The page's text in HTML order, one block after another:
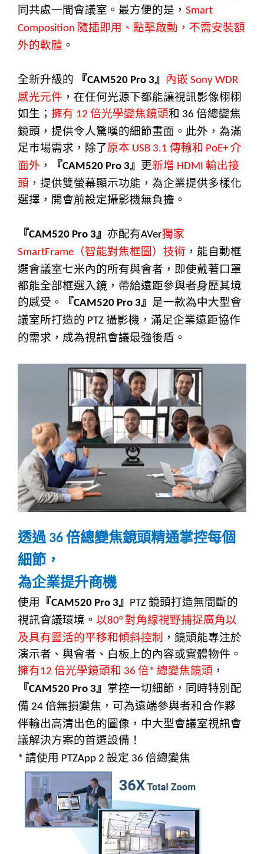
同共處一間會議室。最方便的是， Smart
Composition 隨插即用、點擊啟動，不需安裝額
外的軟體 。
全新升級的 『CAM520 Pro 3』 內嵌 Sony WDR
感光元件 ，在任何光源下都能讓視訊影像栩栩
如生； 擁有 12 倍光學變焦鏡頭和 36 倍總變焦
鏡頭，提供令人驚嘆的細節畫面。此外，為滿
足市場需求，除了原本 USB 3.1 傳輸和 PoE+ 介
面外 ， 『CAM520 Pro 3』 更新增 HDMI 輸出接
頭 ，提供雙螢幕顯示功能，為企業提供多樣化
選擇，開會前設定攝影機無負擔。
『CAM520 Pro 3』 亦配有AVer獨家
SmartFrame （智能對焦框圖）技術 ，能自動框
選會議室七米內的所有與會者，即使戴著口罩
都能全部框選入鏡，帶給遠距參與者身歷其境
的感受。
『CAM520 Pro 3』 是一款為中大型會
議室所打造的 PTZ 攝影機，滿足企業遠距協作
的需求，成為視訊會議最強後盾。
透過36 倍總變焦鏡頭精通掌控每個
細節，
為企業提升商機
使用 『CAM520 Pro 3』 PTZ 鏡頭打造無間斷的
視訊會議環境。 以80° 對角線視野捕捉廣角以
及具有靈活的平移和傾斜控制 ，鏡頭能專注於
演示者、與會者、白板上的內容或實體物件。
擁有12 倍光學鏡頭和 36 倍* 總變焦鏡頭 ，
『CAM520 Pro 3』 掌控一切細節，同時特別配
備 24 倍無損變焦，可為遠端參與者和合作夥
伴輸出高清出色的圖像，中大型會議室視訊會
議解決方案的首選設備！
* 請使用 PTZApp 2 設定 36 倍總變焦